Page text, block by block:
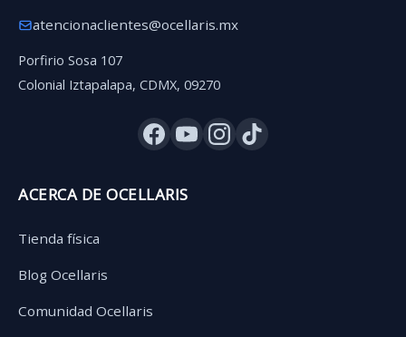
atencionaclientes@ocellaris.mx
Porfirio Sosa 107
Colonial Iztapalapa, CDMX, 09270
ACERCA DE OCELLARIS
Tienda física
Blog Ocellaris
Comunidad Ocellaris